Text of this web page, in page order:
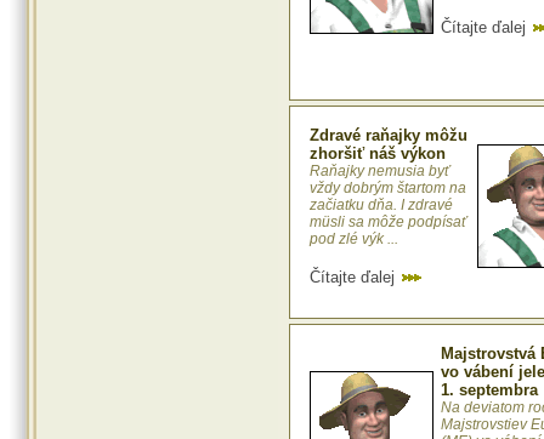
Čítajte ďalej
Zdravé raňajky môžu
zhoršiť náš výkon
Raňajky nemusia byť
vždy dobrým štartom na
začiatku dňa. I zdravé
müsli sa môže podpísať
pod zlé výk ...
Čítajte ďalej
Majstrovstvá
vo vábení
1. septembra
Na deviatom
Majstrovstiev